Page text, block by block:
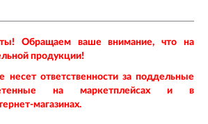
Обращаем ваше внимание, что на
продукции!
несет ответственности за поддельные
на маркетплейсах и в
магазинах.